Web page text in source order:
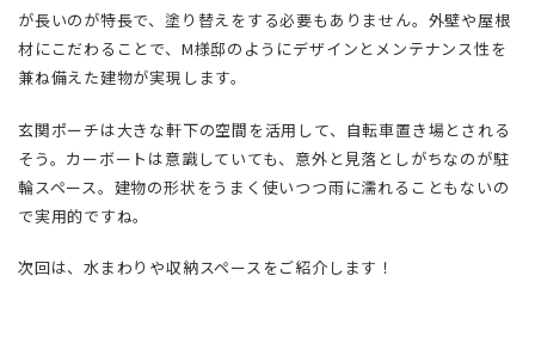
が長いのが特長で、塗り替えをする必要もありません。外壁や屋根
材にこだわることで、M様邸のようにデザインとメンテナンス性を
兼ね備えた建物が実現します。
玄関ポーチは大きな軒下の空間を活用して、自転車置き場とされる
そう。カーボートは意識していても、意外と見落としがちなのが駐
輪スペース。建物の形状をうまく使いつつ雨に濡れることもないの
で実用的ですね。
次回は、水まわりや収納スペースをご紹介します！